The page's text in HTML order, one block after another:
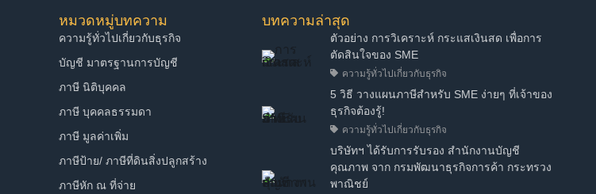
หมวดหมู่บทความ
ความรู้ทั่วไปเกี่ยวกับธุรกิจ
บัญชี มาตรฐานการบัญชี
ภาษี นิติบุคคล
ภาษี บุคคลธรรมดา
ภาษี มูลค่าเพิ่ม
ภาษีป้าย/ ภาษีที่ดินสิ่งปลูกสร้าง
ภาษีหัก ณ ที่จ่าย
บทความล่าสุด
ตัวอย่าง การวิเคราะห์ กระแสเงินสด เพื่อการ
ตัดสินใจของ SME
ความรู้ทั่วไปเกี่ยวกับธุรกิจ
5 วิธี วางแผนภาษีสำหรับ SME ง่ายๆ ที่เจ้าของ
ธุรกิจต้องรู้!
ความรู้ทั่วไปเกี่ยวกับธุรกิจ
บริษัทฯ ได้รับการรับรอง สำนักงานบัญชี
คุณภาพ จาก กรมพัฒนาธุรกิจการค้า กระทรวง
พาณิชย์